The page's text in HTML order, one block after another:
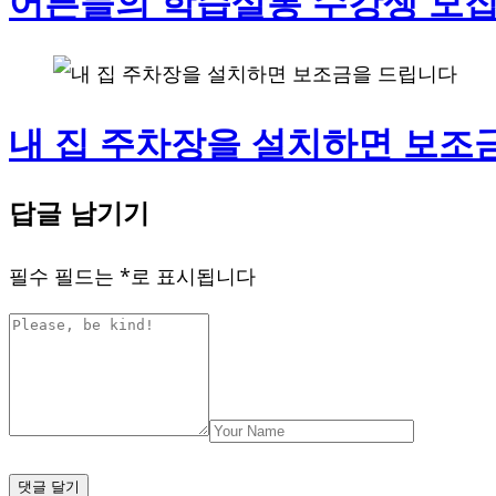
내 집 주차장을 설치하면 보조
답글 남기기
필수 필드는 *로 표시됩니다